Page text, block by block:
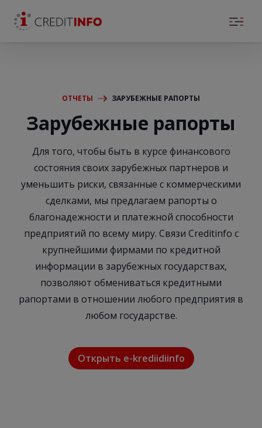
ОТЧЕТЫ ЗАРУБЕЖНЫЕ РАПОРТЫ
Зарубежные рапорты
Для того, чтобы быть в курсе финансового
состояния своих зарубежных партнеров и
уменьшить риски, связанные с коммерческими
сделками, мы предлагаем рапорты о
благонадежности и платежной способности
предприятий по всему миру. Связи Creditinfo с
крупнейшими фирмами по кредитной
информации в зарубежных государствах,
позволяют обмениваться кредитными
рапортами в отношении любого предприятия в
любом государстве.
Открыть e-krediidiinfo